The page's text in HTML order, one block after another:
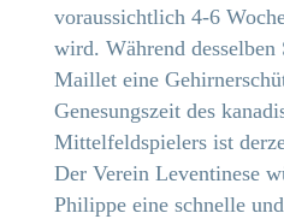
voraussichtlich 4-6
wird. Während
Maillet eine
Genesungszeit des
Mittelfeldspielers ist
Der Verein Leventinese
Philippe eine schnelle